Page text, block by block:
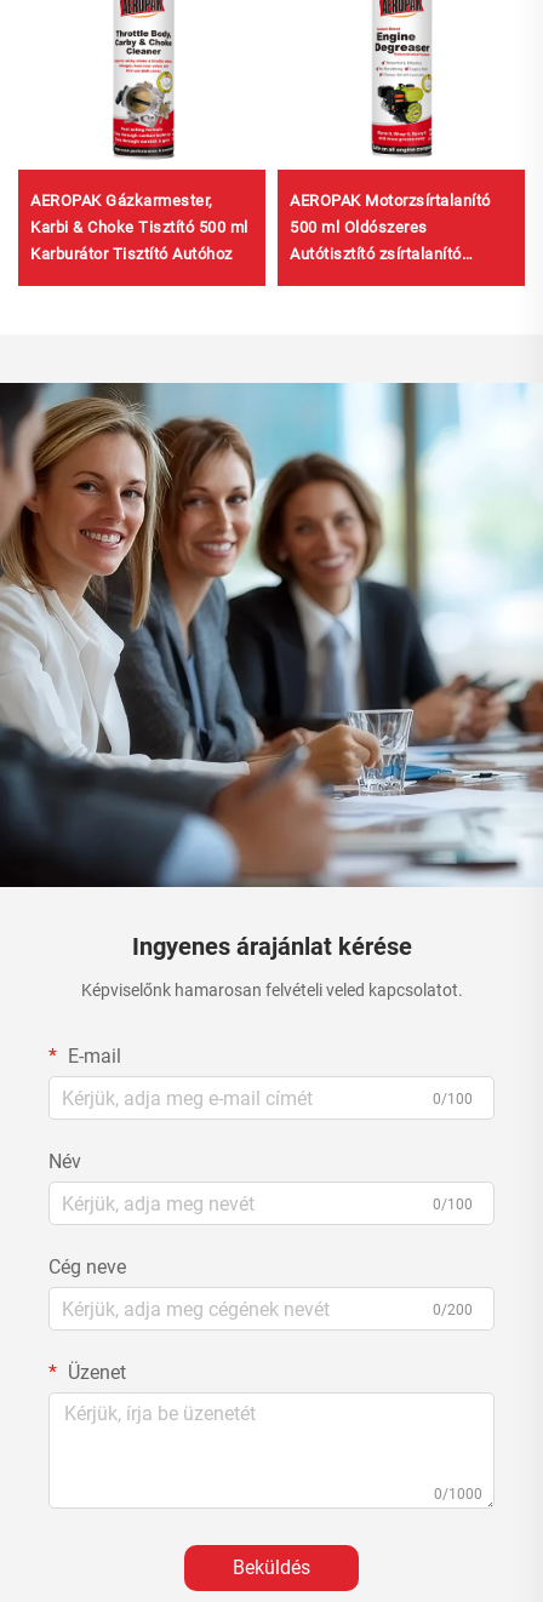
AEROPAK Gázkarmester,
Karbi & Choke Tisztító 500 ml
Karburátor Tisztító Autóhoz
AEROPAK Motorzsírtalanító
500 ml Oldószeres
Autótisztító zsírtalanító
Ingyenes árajánlat kérése
Képviselőnk hamarosan felvételi veled kapcsolatot.
E-mail
0/100
Név
0/100
Cég neve
0/200
Üzenet
0/1000
Beküldés